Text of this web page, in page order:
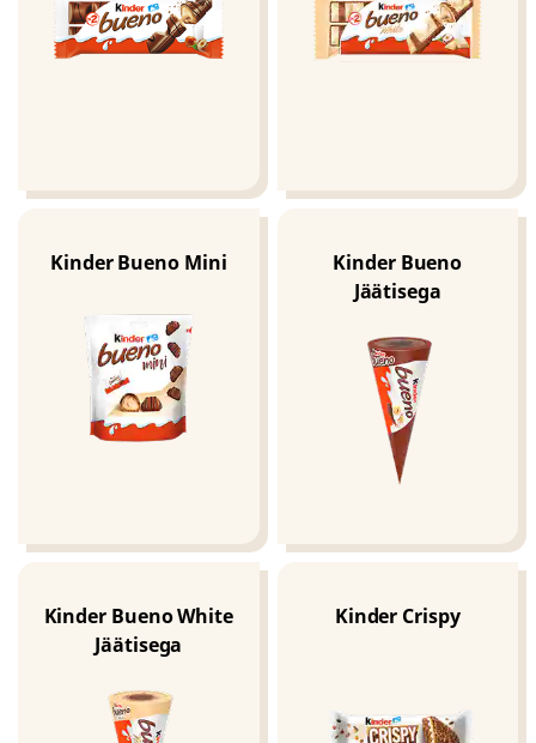
Kinder Bueno Mini
Kinder Bueno
Jäätisega
Kinder Bueno White
Jäätisega
Kinder Crispy